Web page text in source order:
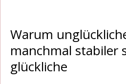
Warum
manchmal stabiler
glückliche